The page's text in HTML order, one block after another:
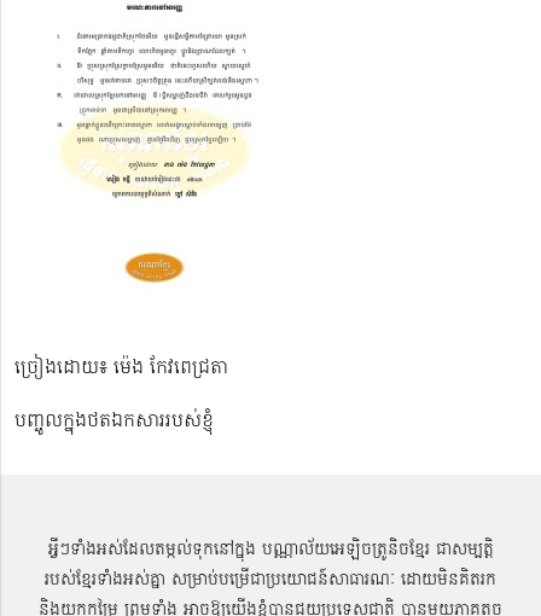
ច្រៀងដោយ៖ ម៉េង កែវពេជ្រតា
បញ្ចូលក្នុងថតឯកសាររបស់ខ្ញុំ
អ្វីៗទាំងអស់ដែលតម្កល់ទុកនៅក្នុង បណ្ណាល័យអេឡិចត្រូនិចខ្មែរ ជាសម្បតិ្ត
របស់ខ្មែរទាំងអស់គ្នា សម្រាប់បម្រើជាប្រយោជន៍សាធារណៈ ដោយមិនគិតរក